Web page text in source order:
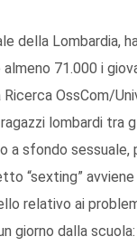
della Lombardia,
71.000 i
OssCom/
lombardi tra
sfondo sessuale,
“sexting”
relativo ai
giorno dalla